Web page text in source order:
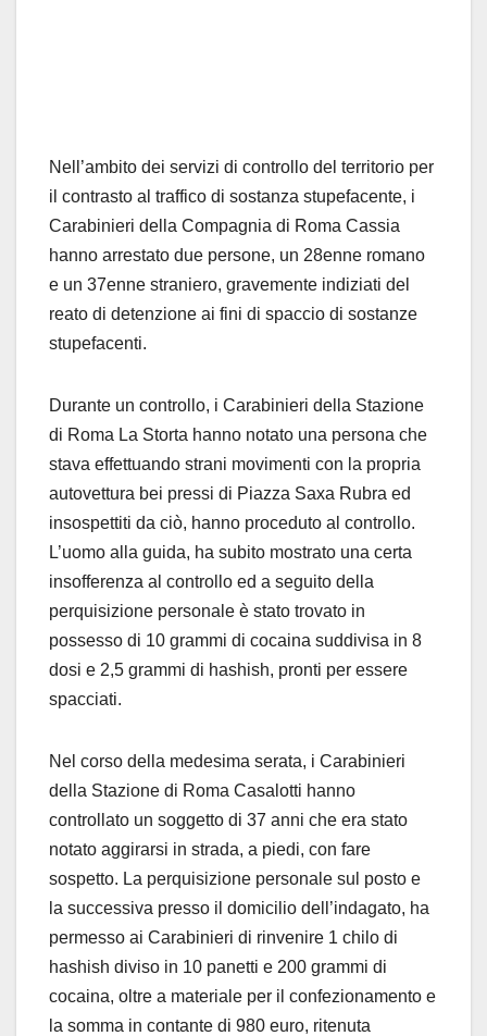
Nell’ambito dei servizi di controllo del territorio per
il contrasto al traffico di sostanza stupefacente, i
Carabinieri della Compagnia di Roma Cassia
hanno arrestato due persone, un 28enne romano
e un 37enne straniero, gravemente indiziati del
reato di detenzione ai fini di spaccio di sostanze
stupefacenti.
Durante un controllo, i Carabinieri della Stazione
di Roma La Storta hanno notato una persona che
stava effettuando strani movimenti con la propria
autovettura bei pressi di Piazza Saxa Rubra ed
insospettiti da ciò, hanno proceduto al controllo.
L’uomo alla guida, ha subito mostrato una certa
insofferenza al controllo ed a seguito della
perquisizione personale è stato trovato in
possesso di 10 grammi di cocaina suddivisa in 8
dosi e 2,5 grammi di hashish, pronti per essere
spacciati.
Nel corso della medesima serata, i Carabinieri
della Stazione di Roma Casalotti hanno
controllato un soggetto di 37 anni che era stato
notato aggirarsi in strada, a piedi, con fare
sospetto. La perquisizione personale sul posto e
la successiva presso il domicilio dell’indagato, ha
permesso ai Carabinieri di rinvenire 1 chilo di
hashish diviso in 10 panetti e 200 grammi di
cocaina, oltre a materiale per il confezionamento e
la somma in contante di 980 euro, ritenuta